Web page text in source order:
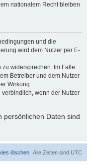
nationalem Recht bleiben
und die
wird dem Nutzer per E-
widersprechen. Im Falle
Betreiber und dem Nutzer
Wirkung.
wenn der Nutzer
persönlichen Daten sind
Alle Zeiten sind UTC
löschen